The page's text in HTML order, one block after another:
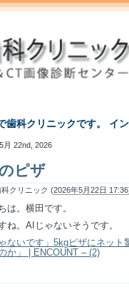
歯科クリニックです。 イ
月 22nd, 2026
ピザ
クリニック (2026年5月22日 17:36
は。横田です。
ね。AIじゃないそうです。
ゃないです」5kgピザにネッ
か」 | ENCOUNT – (2)